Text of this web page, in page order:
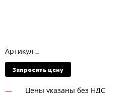
Артикул
Запросить цену
Цены указаны без НДС